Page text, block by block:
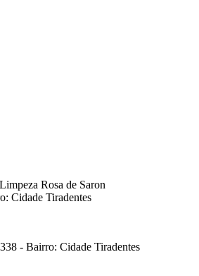
Rosa de Saron
Cidade Tiradentes
- Bairro: Cidade Tiradentes